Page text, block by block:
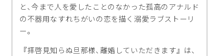
と､今まで人を愛したことのなかった孤高のアナルド
の不器用なすれちがいの恋を描く溺愛ラブストーリ
ー｡
『拝啓見知らぬ旦那様､離婚していただきます』は､